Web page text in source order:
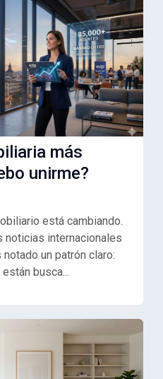
más
unirme?
está cambiando.
noticias internacionales
un patrón claro:
busca...